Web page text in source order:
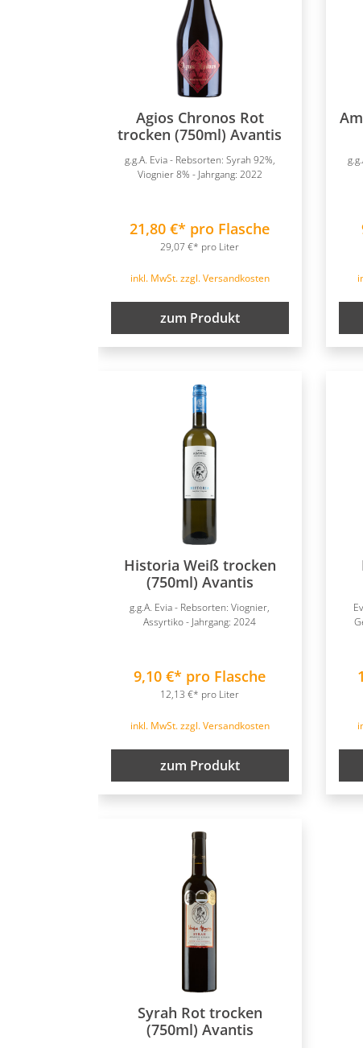
Agios Chronos Rot
trocken (750ml) Avantis
g.g.A. Evia - Rebsorten: Syrah 92%,
Viognier 8% - Jahrgang: 2022
21,80 €* pro Flasche
29,07 €* pro Liter
inkl. MwSt. zzgl. Versandkosten
zum Produkt
Historia Weiß trocken
(750ml) Avantis
g.g.A. Evia - Rebsorten: Viognier,
Assyrtiko - Jahrgang: 2024
9,10 €* pro Flasche
12,13 €* pro Liter
inkl. MwSt. zzgl. Versandkosten
zum Produkt
Syrah Rot trocken
(750ml) Avantis